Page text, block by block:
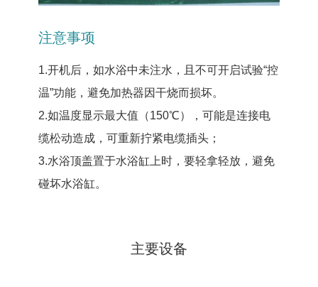
注意事项
1.开机后，如水浴中未注水，且不可开启试验“控
温”功能，避免加热器因干烧而损坏。
2.如温度显示最大值（150℃），可能是连接电
缆松动造成，可重新拧紧电缆插头；
3.水浴顶盖置于水浴缸上时，要轻拿轻放，避免
碰坏水浴缸。
主要设备